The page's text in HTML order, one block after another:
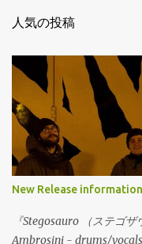
人気の投稿
New Release
『Stegosauro （ステゴ
Ambrosini - drums/